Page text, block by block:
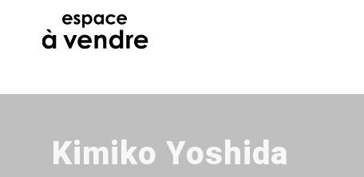
Kimiko Yoshida